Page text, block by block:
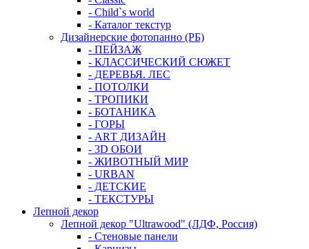
- Child`s world
- Каталог текстур
Дизайнерские фотопанно (РБ)
- ПЕЙЗАЖ
- КЛАССИЧЕСКИЙ СЮЖЕТ
- ДЕРЕВЬЯ. ЛЕС
- ПОТОЛКИ
- ТРОПИКИ
- БОТАНИКА
- ГОРЫ
- АRТ ДИЗАЙН
- 3D ОБОИ
- ЖИВОТНЫЙ МИР
- URBAN
- ДЕТСКИЕ
- ТЕКСТУРЫ
Лепной декор
Лепной декор "Ultrawood" (ЛДФ, Россия)
- Стеновые панели